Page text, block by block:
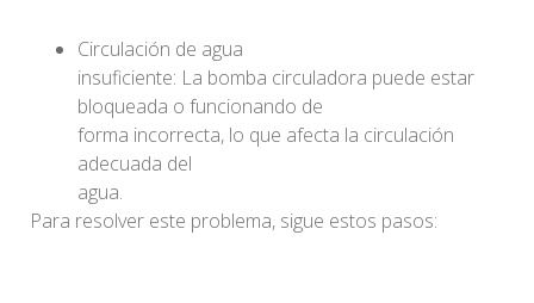
Circulación de agua
insuficiente: La bomba circuladora puede estar
bloqueada o funcionando de
forma incorrecta, lo que afecta la circulación
adecuada del
agua.
Para resolver este problema, sigue estos pasos: